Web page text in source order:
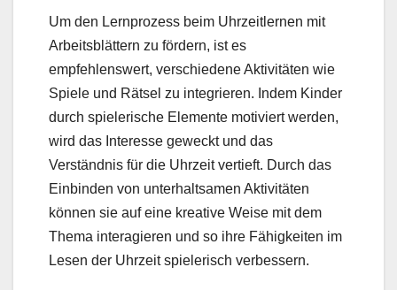
Um den Lernprozess beim Uhrzeitlernen mit
Arbeitsblättern zu fördern, ist es
empfehlenswert, verschiedene Aktivitäten wie
Spiele und Rätsel zu integrieren. Indem Kinder
durch spielerische Elemente motiviert werden,
wird das Interesse geweckt und das
Verständnis für die Uhrzeit vertieft. Durch das
Einbinden von unterhaltsamen Aktivitäten
können sie auf eine kreative Weise mit dem
Thema interagieren und so ihre Fähigkeiten im
Lesen der Uhrzeit spielerisch verbessern.